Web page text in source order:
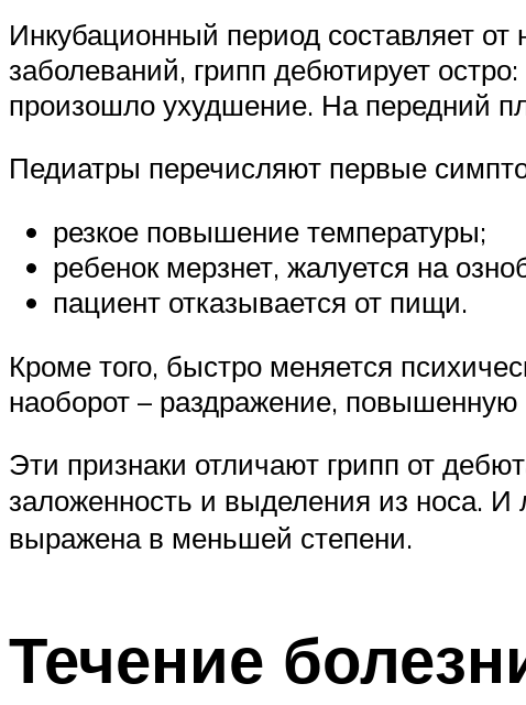
Инкубационный период составляет
заболеваний, грипп дебютирует
произошло ухудшение. На передний
Педиатры перечисляют первые
резкое повышение температуры;
ребенок мерзнет, жалуется на
пациент отказывается от пищи.
Кроме того, быстро меняется
наоборот – раздражение, повышенную
Эти признаки отличают грипп от
заложенность и выделения из носа.
выражена в меньшей степени.
Течение